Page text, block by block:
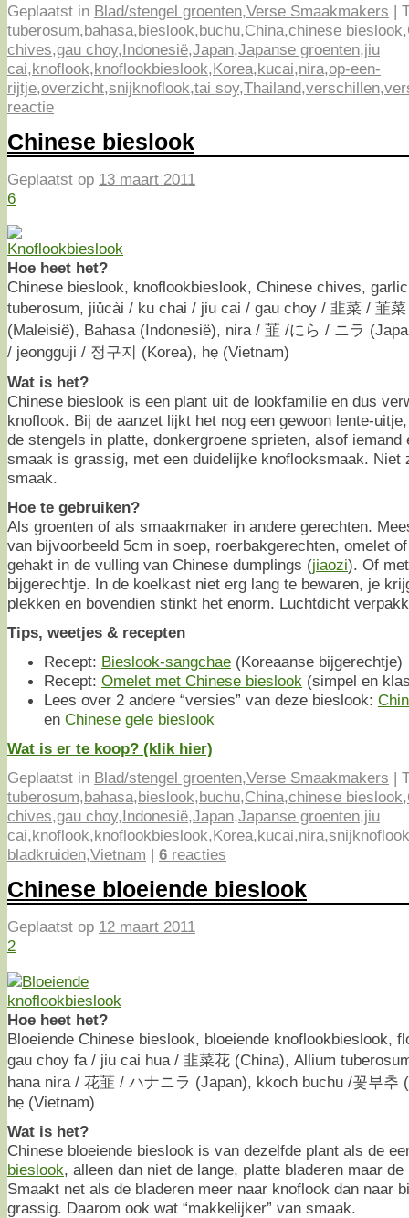
Geplaatst in Blad/stengel groenten,Verse Smaakmakers |
tuberosum,bahasa,bieslook,buchu,China,chinese bieslook,
chives,gau choy,Indonesië,Japan,Japanse groenten,jiu
cai,knoflook,knoflookbieslook,Korea,kucai,nira,op-een-
rijtje,overzicht,snijknoflook,tai soy,Thailand,verschillen,
reactie
Chinese bieslook
Geplaatst op 13 maart 2011
6
Hoe heet het?
Chinese bieslook, knoflookbieslook, Chinese chives,
tuberosum, jiǔcài / ku chai / jiu cai / gau choy / 韭菜 / 韮
(Maleisië), Bahasa (Indonesië), nira / 韮 /にら / ニラ
/ jeongguji / 정구지 (Korea), hẹ (Vietnam)
Wat is het?
Chinese bieslook is een plant uit de lookfamilie en dus
knoflook. Bij de aanzet lijkt het nog een gewoon lente-
de stengels in platte, donkergroene sprieten, alsof
smaak is grassig, met een duidelijke knoflooksmaak. Niet
smaak.
Hoe te gebruiken?
Als groenten of als smaakmaker in andere gerechten.
van bijvoorbeeld 5cm in soep, roerbakgerechten, omelet
gehakt in de vulling van Chinese dumplings (jiaozi). Of
bijgerechtje. In de koelkast niet erg lang te bewaren, je
plekken en bovendien stinkt het enorm. Luchtdicht
Tips, weetjes & recepten
Recept: Bieslook-sangchae (Koreaanse bijgerechtje)
Recept: Omelet met Chinese bieslook (simpel en
Lees over 2 andere “versies” van deze bieslook:
en Chinese gele bieslook
Wat is er te koop? (klik hier)
Geplaatst in Blad/stengel groenten,Verse Smaakmakers |
tuberosum,bahasa,bieslook,buchu,China,chinese bieslook,
chives,gau choy,Indonesië,Japan,Japanse groenten,jiu
cai,knoflook,knoflookbieslook,Korea,kucai,nira,snijknoflook
bladkruiden,Vietnam | 6 reacties
Chinese bloeiende bieslook
Geplaatst op 12 maart 2011
2
Hoe heet het?
Bloeiende Chinese bieslook, bloeiende knoflookbieslook,
gau choy fa / jiu cai hua / 韭菜花 (China), Allium
hana nira / 花韮 / ハナニラ (Japan), kkoch buchu /꽃부추
hẹ (Vietnam)
Wat is het?
Chinese bloeiende bieslook is van dezelfde plant als de
bieslook, alleen dan niet de lange, platte bladeren maar
Smaakt net als de bladeren meer naar knoflook dan naar
grassig. Daarom ook wat “makkelijker” van smaak.